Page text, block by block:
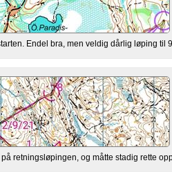
Endel bra, men veldig dårlig løping til
retningsløpingen, og måtte stadig rette